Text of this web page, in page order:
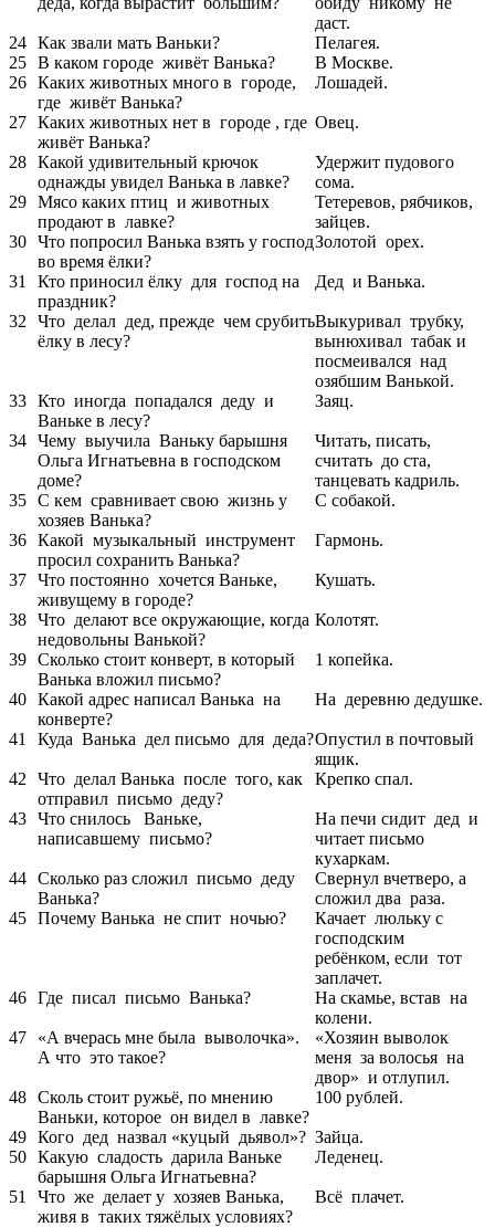
даст.
24 Как звали мать Ваньки?
Пелагея.
25 В каком городе живёт Ванька?
В Москве.
26 Каких животных много в городе,
где живёт Ванька?
Лошадей.
27 Каких животных нет в городе , где
живёт Ванька?
Овец.
28 Какой удивительный крючок
однажды увидел Ванька в лавке?
Удержит пудового
сома.
29 Мясо каких птиц и животных
продают в лавке?
Тетеревов, рябчиков,
зайцев.
30 Что попросил Ванька взять у господ
во время ёлки?
Золотой орех.
31
Кто приносил ёлку для господ на
праздник?
Дед и Ванька.
32
Что делал дед, прежде чем срубить
ёлку в лесу?
Выкуривал трубку,
вынюхивал табак и
посмеивался над
озябшим Ванькой.
33 Кто иногда попадался деду и
Ваньке в лесу?
Заяц.
34 Чему выучила Ваньку барышня
Ольга Игнатьевна в господском
доме?
Читать, писать,
считать до ста,
танцевать кадриль.
35 С кем сравнивает свою жизнь у
хозяев Ванька?
С собакой.
36 Какой музыкальный инструмент
просил сохранить Ванька?
Гармонь.
37 Что постоянно хочется Ваньке,
живущему в городе?
Кушать.
38 Что делают все окружающие, когда
недовольны Ванькой?
Колотят.
39 Сколько стоит конверт, в который
Ванька вложил письмо?
1 копейка.
40 Какой адрес написал Ванька на
конверте?
На деревню дедушке.
41 Куда Ванька дел письмо для деда?Опустил в почтовый
ящик.
42
Что делал Ванька после того, как
отправил письмо деду?
Крепко спал.
43 Что снилось Ваньке,
написавшему письмо?
На печи сидит дед и
читает письмо
кухаркам.
44 Сколько раз сложил письмо деду
Ванька?
Свернул вчетверо, а
сложил два раза.
45 Почему Ванька не спит ночью?
Качает люльку с
господским
ребёнком, если тот
заплачет.
46 Где писал письмо Ванька?
На скамье, встав на
колени.
47
«А вчерась мне была выволочка».
А что это такое?
«Хозяин выволок
меня за волосья на
двор» и отлупил.
48 Сколь стоит ружьё, по мнению
Ваньки, которое он видел в лавке?
100 рублей.
49 Кого дед назвал «куцый дьявол»? Зайца.
50 Какую сладость дарила Ваньке
барышня Ольга Игнатьевна?
Леденец.
51
Что же делает у хозяев Ванька,
живя в таких тяжёлых условиях?
Всё плачет.